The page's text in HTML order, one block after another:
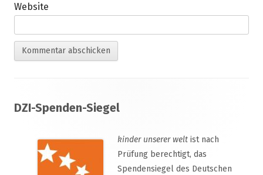
Website
Inhalt
DZI-Spenden-Siegel
kinder unserer welt ist nach
Prüfung berechtigt, das
Spendensiegel des Deutschen